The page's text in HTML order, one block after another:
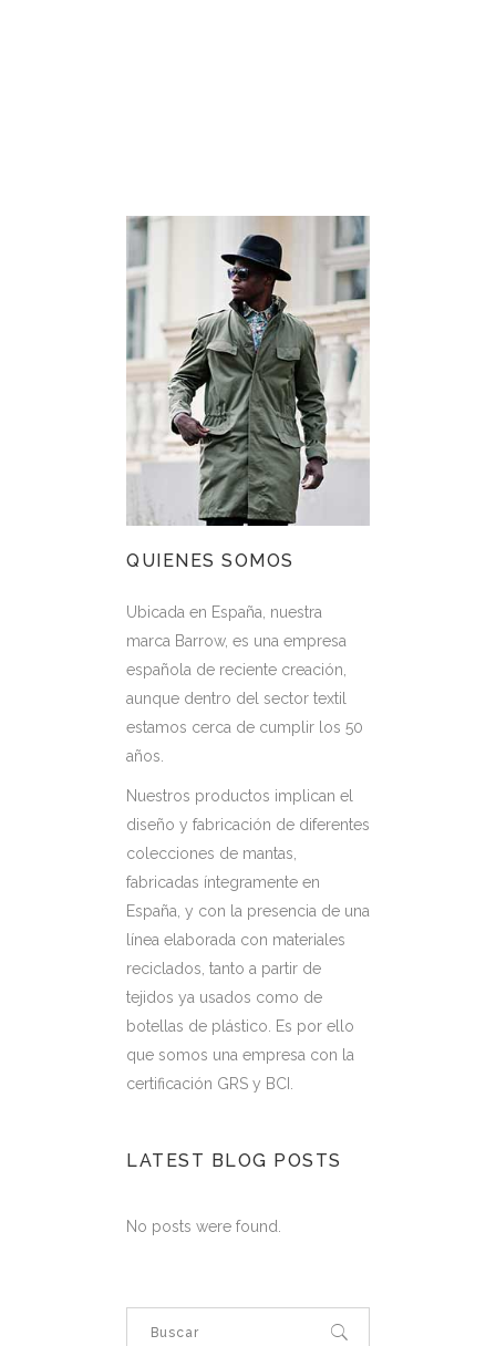
QUIENES SOMOS
Ubicada en España, nuestra
marca Barrow, es una empresa
española de reciente creación,
aunque dentro del sector textil
estamos cerca de cumplir los 50
años.
Nuestros productos implican el
diseño y fabricación de diferentes
colecciones de mantas,
fabricadas íntegramente en
España, y con la presencia de una
línea elaborada con materiales
reciclados, tanto a partir de
tejidos ya usados como de
botellas de plástico. Es por ello
que somos una empresa con la
certificación GRS y BCI.
LATEST BLOG POSTS
No posts were found.